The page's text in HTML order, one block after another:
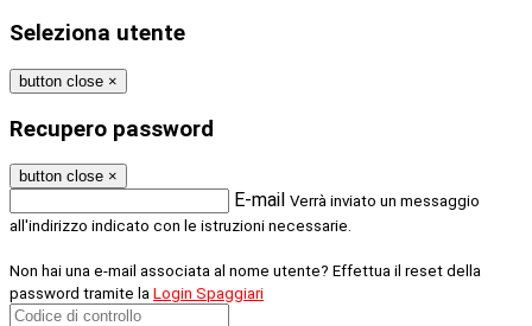
Seleziona utente
button close ×
Recupero password
button close ×
E-mail Verrà inviato un messaggio
all'indirizzo indicato con le istruzioni necessarie.
Non hai una e-mail associata al nome utente? Effettua il reset della
password tramite la Login Spaggiari